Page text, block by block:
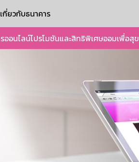
เกี่ยวกับธนาคาร
ออนไลน์โปรโมชันและสิทธิพิเศษออมเพื่อสุข